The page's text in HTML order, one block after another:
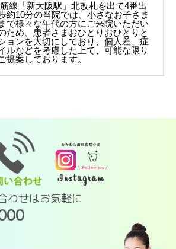
線「新大阪駅」北改札を出て4番出
約10分の当院では、小さなお子さま
で様々な年代の方にご来院いただい
ため、患者さまおひとりおひとりと
ョンを大切にしており、個人差、症
ルなどを考慮した上で、可能な限り
提案しております。
わせはお気軽に